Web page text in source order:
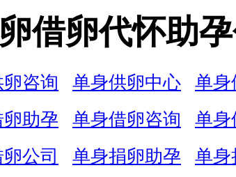
借卵代怀助
咨询 单身供卵中心
单身
助孕 单身借卵咨询
单身
公司 单身捐卵助孕
单身